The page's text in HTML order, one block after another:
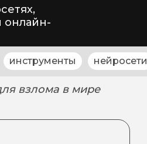
онлайн-
инструменты нейросети
взлома в мире